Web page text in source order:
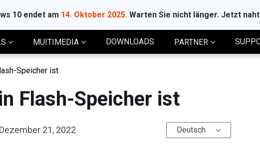
10 endet am 14. Oktober 2025. Warten Sie nicht länger. Jetzt
MUITIMEDIA DOWNLOADS PARTNER
Speicher ist
Flash-Speicher ist
Dezember 21, 2022 Deutsch